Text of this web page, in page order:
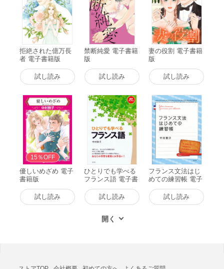
拒絶された億万長
者 電子書籍版
試し読み
禁断純愛 電子書籍
版
試し読み
妻の役割 電子書籍
版
試し読み
15％OFF
優しいめざめ 電子
書籍版
試し読み
ひとりでも学べる
フランス語 電子書
籍版
試し読み
フランス文法はじ
めての練習帳 電子
書籍版
試し読み